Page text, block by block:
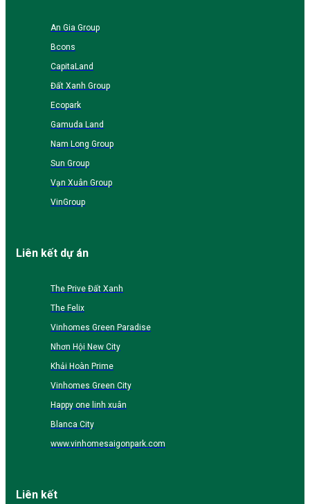
An Gia Group
Bcons
CapitaLand
Đất Xanh Group
Ecopark
Gamuda Land
Nam Long Group
Sun Group
Vạn Xuân Group
VinGroup
Liên kết dự án
The Prive Đất Xanh
The Felix
Vinhomes Green Paradise
Nhơn Hội New City
Khải Hoàn Prime
Vinhomes Green City
Happy one linh xuân
Blanca City
www.vinhomesaigonpark.com
Liên kết